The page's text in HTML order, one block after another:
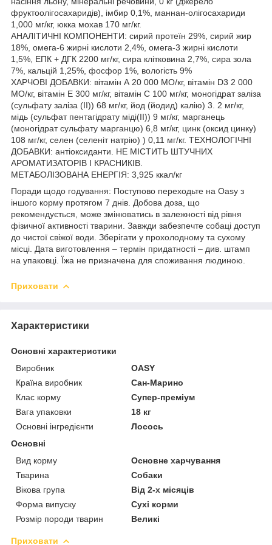
фруктоолігосахаридів), імбир 0,1%, маннан-олігосахариди
1,000 мг/кг, юкка мохав 170 мг/кг.
АНАЛІТИЧНІ КОМПОНЕНТИ: сирий протеїн 29%, сирий жир
18%, омега-6 жирні кислоти 2,4%, омега-3 жирні кислоти
1,5%, ЕПК + ДГК 2200 мг/кг, сира клітковина 2,7%, сира зола
7%, кальцій 1,25%, фосфор 1%, вологість 9%
ХАРЧОВІ ДОБАВКИ: вітамін А 20 000 МО/кг, вітамін D3 2 000
МО/кг, вітамін Е 300 мг/кг, вітамін С 100 мг/кг, моногідрат заліза
(сульфату заліза (II)) 68 мг/кг, йод (йодид) калію) 3. 2 мг/кг,
мідь (сульфат пентагідрату міді(II)) 9 мг/кг, марганець
(моногідрат сульфату марганцю) 6,8 мг/кг, цинк (оксид цинку)
108 мг/кг, селен (селеніт натрію) ) 0,11 мг/кг. ТЕХНОЛОГІЧНІ
ДОБАВКИ: антіоксиданти. НЕ МІСТИТЬ ШТУЧНИХ
АРОМАТИЗАТОРІВ І КРАСНИКІВ.
МЕТАБОЛІЗОВАНА ЕНЕРГІЯ: 3,925 ккал/кг
Поради щодо годування: Поступово переходьте на Oasy з
іншого корму протягом 7 днів. Добова доза, що
рекомендується, може змінюватись в залежності від рівня
фізичної активності тварини. Завжди забезпечте собаці доступ
до чистої свіжої води. Зберігати у прохолодному та сухому
місці. Дата виготовлення – термін придатності – див. штамп
на упаковці. Їжа не призначена для споживання людиною.
Приховати
Характеристики
Основні характеристики
Виробник
OASY
Країна виробник
Сан-Марино
Клас корму
Супер-преміум
Вага упаковки
18 кг
Основні інгредієнти
Лосось
Основні
Вид корму
Основне харчування
Тварина
Собаки
Вікова група
Від 2-х місяців
Форма випуску
Сухі корми
Розмір породи тварин
Великі
Приховати